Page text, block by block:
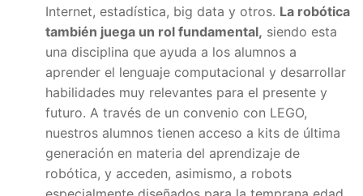
Internet, estadística, big data y otros. La robótica
también juega un rol fundamental, siendo esta
una disciplina que ayuda a los alumnos a
aprender el lenguaje computacional y desarrollar
habilidades muy relevantes para el presente y
futuro. A través de un convenio con LEGO,
nuestros alumnos tienen acceso a kits de última
generación en materia del aprendizaje de
robótica, y acceden, asimismo, a robots